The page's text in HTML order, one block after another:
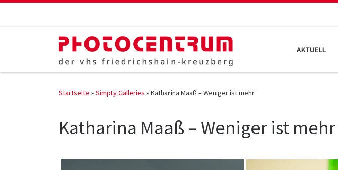
AKTUELL
Startseite »SimpLy Galleries »Katharina Maaß – Weniger ist mehr
Katharina Maaß – Weniger ist mehr